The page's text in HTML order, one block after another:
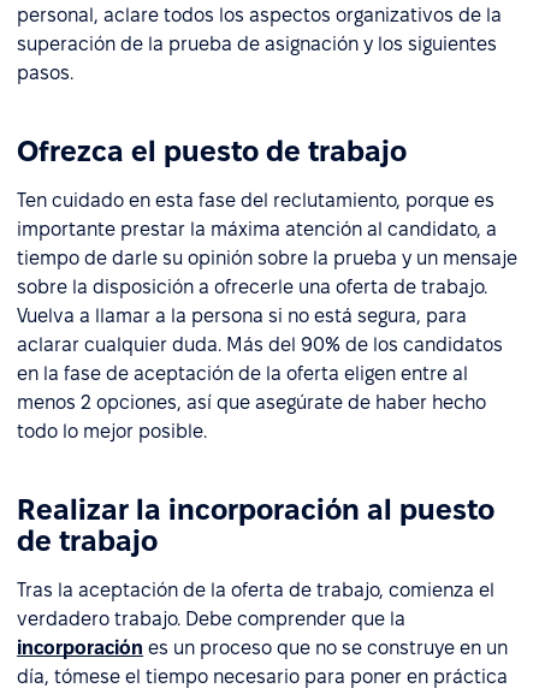
personal, aclare todos los aspectos organizativos de la
superación de la prueba de asignación y los siguientes
pasos.
Ofrezca el puesto de trabajo
Ten cuidado en esta fase del reclutamiento, porque es
importante prestar la máxima atención al candidato, a
tiempo de darle su opinión sobre la prueba y un mensaje
sobre la disposición a ofrecerle una oferta de trabajo.
Vuelva a llamar a la persona si no está segura, para
aclarar cualquier duda. Más del 90% de los candidatos
en la fase de aceptación de la oferta eligen entre al
menos 2 opciones, así que asegúrate de haber hecho
todo lo mejor posible.
Realizar la incorporación al puesto
de trabajo
Tras la aceptación de la oferta de trabajo, comienza el
verdadero trabajo. Debe comprender que la
incorporación es un proceso que no se construye en un
día, tómese el tiempo necesario para poner en práctica